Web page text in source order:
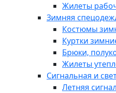
Жилеты
Зимняя
Костюмы
Куртки
Брюки,
Жилеты
Сигнальная и
Летняя